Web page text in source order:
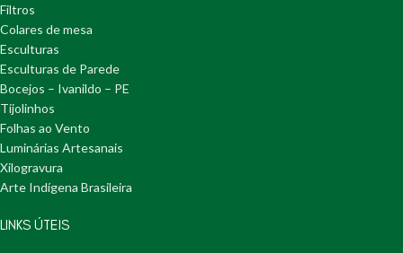
Filtros
Colares de mesa
Esculturas
Esculturas de Parede
Bocejos – Ivanildo – PE
Tijolinhos
Folhas ao Vento
Luminárias Artesanais
Xilogravura
Arte Indígena Brasileira
LINKS ÚTEIS